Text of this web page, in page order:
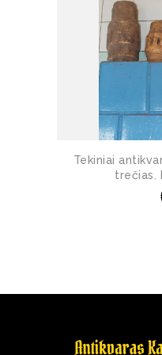
Tekiniai
trečias.